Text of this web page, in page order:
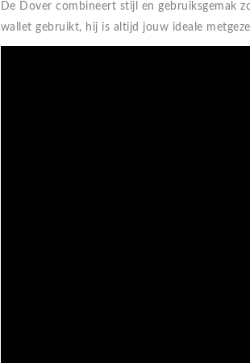
De Dover combineert stijl en gebruiksgemak
wallet gebruikt, hij is altijd jouw ideale